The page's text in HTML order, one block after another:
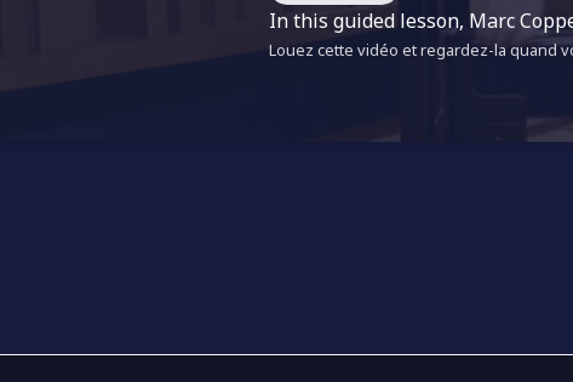
In this guided lesson, Marc
Louez cette vidéo et regardez-la quand